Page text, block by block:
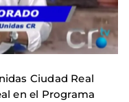
Ciudad Real
en el Programa